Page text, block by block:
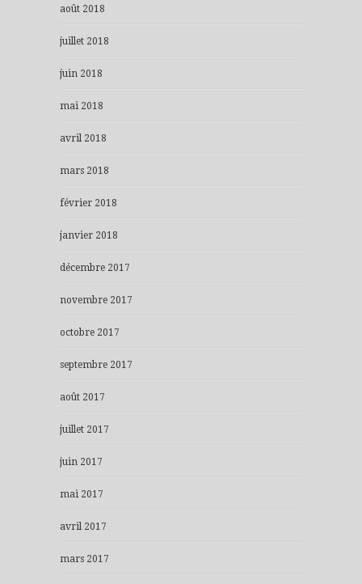
août 2018
juillet 2018
juin 2018
mai 2018
avril 2018
mars 2018
février 2018
janvier 2018
décembre 2017
novembre 2017
octobre 2017
septembre 2017
août 2017
juillet 2017
juin 2017
mai 2017
avril 2017
mars 2017